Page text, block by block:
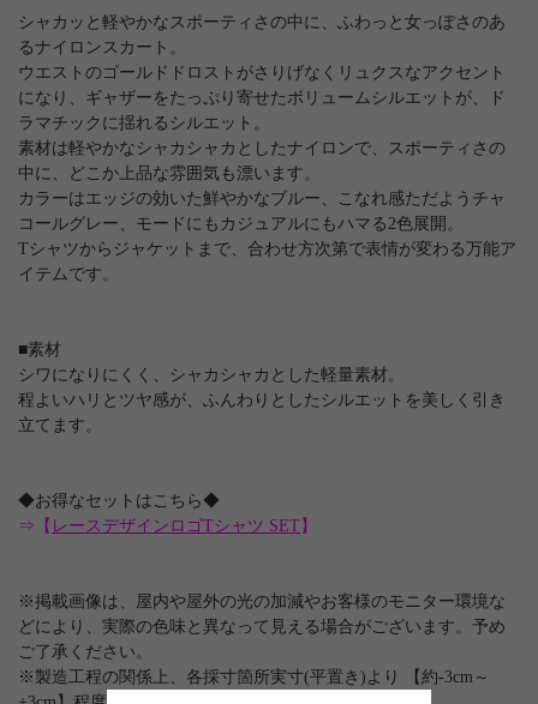
シャカッと軽やかなスポーティさの中に、ふわっと女っぽさのあ
るナイロンスカート。
ウエストのゴールドドロストがさりげなくリュクスなアクセント
になり、ギャザーをたっぷり寄せたボリュームシルエットが、ド
ラマチックに揺れるシルエット。
素材は軽やかなシャカシャカとしたナイロンで、スポーティさの
中に、どこか上品な雰囲気も漂います。
カラーはエッジの効いた鮮やかなブルー、こなれ感ただようチャ
コールグレー、モードにもカジュアルにもハマる2色展開。
Tシャツからジャケットまで、合わせ方次第で表情が変わる万能ア
イテムです。
■素材
シワになりにくく、シャカシャカとした軽量素材。
程よいハリとツヤ感が、ふんわりとしたシルエットを美しく引き
立てます。
◆お得なセットはこちら◆
⇒【 レースデザインロゴTシャツ SET 】
※掲載画像は、屋内や屋外の光の加減やお客様のモニター環境な
どにより、実際の色味と異なって見える場合がございます。予め
ご了承ください。
※製造工程の関係上、各採寸箇所実寸(平置き)より 【約-3cm～